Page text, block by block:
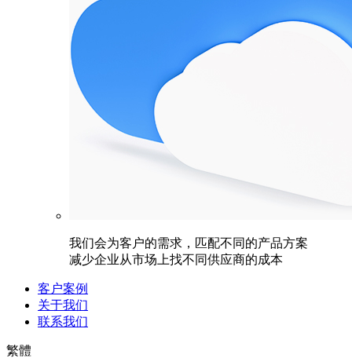
我们会为客户的需求，匹配不同的产品方案
减少企业从市场上找不同供应商的成本
客户案例
关于我们
联系我们
繁體